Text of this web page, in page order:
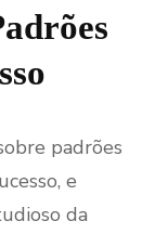
padrões
e
da